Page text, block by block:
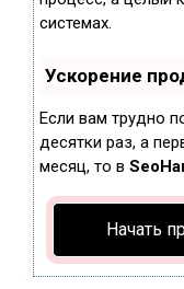
системах.
Ускорение
Если вам трудно
десятки раз, а
месяц, то в
Начать